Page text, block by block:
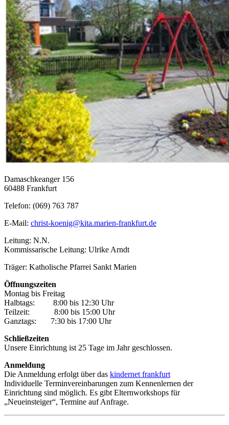
Damaschkeanger 156
60488 Frankfurt
Telefon: (069) 763 787
E-Mail: christ-koenig@kita.marien-frankfurt.de
Leitung: N.N.
Kommissarische Leitung: Ulrike Arndt
Träger: Katholische Pfarrei Sankt Marien
Öffnungszeiten
Montag bis Freitag
Halbtags:
8:00 bis 12:30 Uhr
Teilzeit:
8:00 bis 15:00 Uhr
Ganztags:
7:30 bis 17:00 Uhr
Schließzeiten
Unsere Einrichtung ist 25 Tage im Jahr geschlossen.
Anmeldung
Die Anmeldung erfolgt über das kindernet frankfurt
Individuelle Terminvereinbarungen zum Kennenlernen der
Einrichtung sind möglich. Es gibt Elternworkshops für
„Neueinsteiger“, Termine auf Anfrage.